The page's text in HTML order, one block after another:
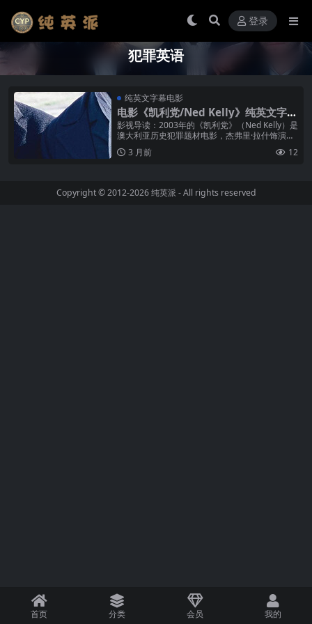
登录
犯罪英语
纯英文字幕电影
电影《凯利党/Ned Kelly》纯英文字幕
MP4下载
影视导读：2003年的《凯利党》（Ned Kelly）是
澳大利亚历史犯罪题材电影，杰弗里·拉什饰演澳
大利亚历史上最著名的绿林好汉内德·凯利——一
位在19世纪末率...
3 月前 12
Copyright © 2012-2026纯英派 - All rights reserved
首页 分类 会员 我的